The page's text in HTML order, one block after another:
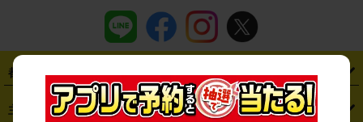
都道府県から探す
・ 北海道 ・青森県 ・岩手県 ・宮城県 ・秋田県 ・山形県
主要駅から探す